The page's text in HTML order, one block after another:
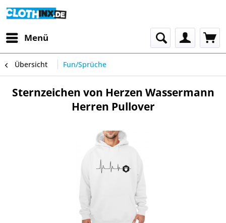
Menü
Übersicht Fun/Sprüche
Sternzeichen von Herzen Wassermann
Herren Pullover